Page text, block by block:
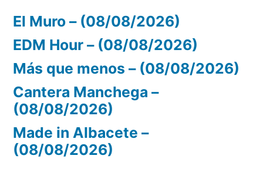
El Muro – (08/08/2026)
EDM Hour – (08/08/2026)
Más que menos – (08/08/2026)
Cantera Manchega –
(08/08/2026)
Made in Albacete –
(08/08/2026)